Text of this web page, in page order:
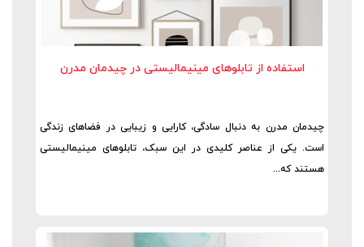
استفاده از تابلوهای مینیمالیستی در چیدمان مدرن
چیدمان مدرن به دنبال سادگی، کارایی و زیبایی در فضاهای زندگی
است. یکی از عناصر کلیدی در این سبک، تابلوهای مینیمالیستی
هستند که...